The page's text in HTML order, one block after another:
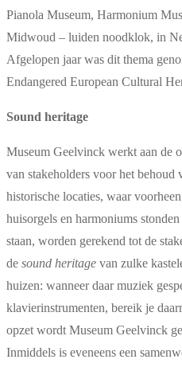
Pianola Museum, Harmonium
Midwoud – luiden noodklok, in
Afgelopen jaar was dit thema
Endangered European Cultural
Sound heritage
Museum Geelvinck werkt aan de
van stakeholders voor het
historische locaties, waar
huisorgels en harmoniums
staan, worden gerekend tot de
de sound heritage van zulke
huizen: wanneer daar muziek
klavierinstrumenten, bereik je
opzet wordt Museum Geelvinck
Inmiddels is eveneens een